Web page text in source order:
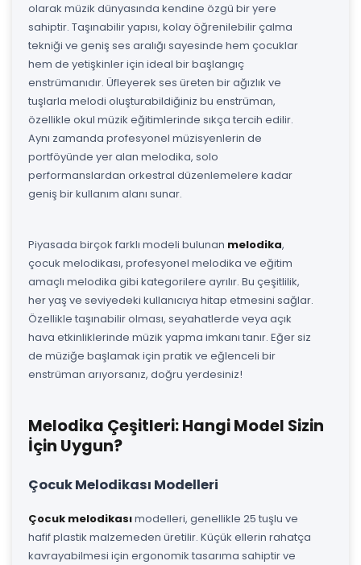
olarak müzik dünyasında kendine özgü bir yere
sahiptir. Taşınabilir yapısı, kolay öğrenilebilir çalma
tekniği ve geniş ses aralığı sayesinde hem çocuklar
hem de yetişkinler için ideal bir başlangıç
enstrümanıdır. Üfleyerek ses üreten bir ağızlık ve
tuşlarla melodi oluşturabildiğiniz bu enstrüman,
özellikle okul müzik eğitimlerinde sıkça tercih edilir.
Aynı zamanda profesyonel müzisyenlerin de
portföyünde yer alan melodika, solo
performanslardan orkestral düzenlemelere kadar
geniş bir kullanım alanı sunar.
Piyasada birçok farklı modeli bulunan melodika,
çocuk melodikası, profesyonel melodika ve eğitim
amaçlı melodika gibi kategorilere ayrılır. Bu çeşitlilik,
her yaş ve seviyedeki kullanıcıya hitap etmesini sağlar.
Özellikle taşınabilir olması, seyahatlerde veya açık
hava etkinliklerinde müzik yapma imkanı tanır. Eğer siz
de müziğe başlamak için pratik ve eğlenceli bir
enstrüman arıyorsanız, doğru yerdesiniz!
Melodika Çeşitleri: Hangi Model Sizin
İçin Uygun?
Çocuk Melodikası Modelleri
Çocuk melodikasımodelleri, genellikle 25 tuşlu ve
hafif plastik malzemeden üretilir. Küçük ellerin rahatça
kavrayabilmesi için ergonomik tasarıma sahiptir ve